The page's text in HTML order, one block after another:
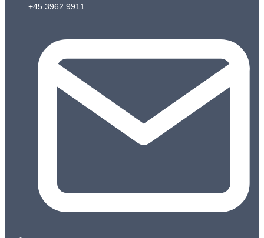
+45 3962 9911